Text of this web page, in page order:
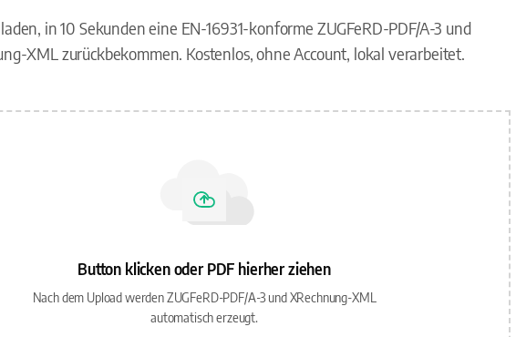
in 10 Sekunden eine EN-16931-konforme ZUGFeRD-PDF/A-3 und
XML zurückbekommen. Kostenlos, ohne Account, lokal verarbeitet.
Button klicken oder PDF hierher ziehen
Nach dem Upload werden ZUGFeRD-PDF/A-3 und XRechnung-XML
automatisch erzeugt.